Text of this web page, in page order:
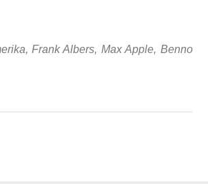
Frank Albers, Max Apple, Benno